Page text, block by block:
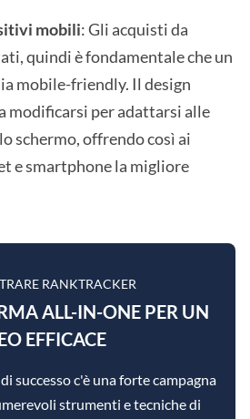
mobili: Gli acquisti da
quindi è fondamentale che un
mobile-friendly. Il design
modificarsi per adattarsi alle
schermo, offrendo così ai
e smartphone la migliore
RANKTRACKER
ALL-IN-ONE PER UN
EFFICACE
successo c'è una forte campagna
strumenti e tecniche di